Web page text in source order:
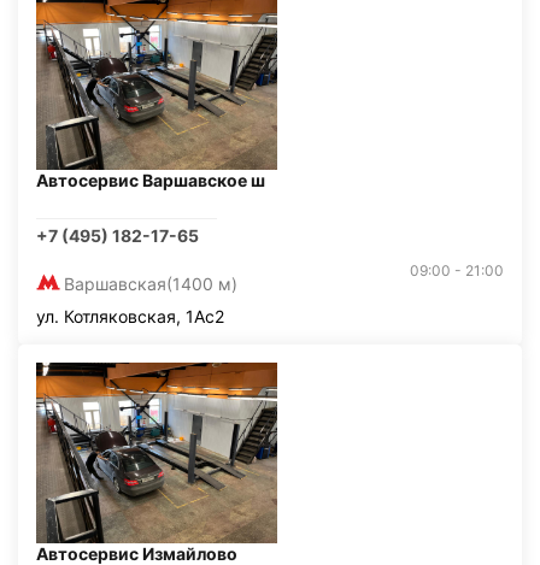
Автосервис Варшавское ш
+7 (495) 182-17-65
Варшавская(1400 м)
09:00 - 21:00
ул. Котляковская, 1Ас2
Автосервис Измайлово